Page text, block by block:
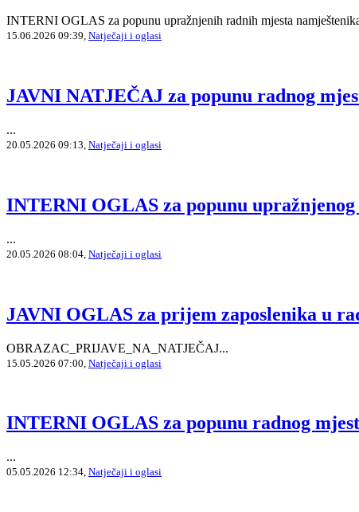
INTERNI OGLAS za popunu upražnjenih radnih mjesta
15.06.2026 09:39, Natječaji i oglasi
JAVNI NATJEČAJ za popunu radnog
...
20.05.2026 09:13, Natječaji i oglasi
INTERNI OGLAS za popunu
...
20.05.2026 08:04, Natječaji i oglasi
JAVNI OGLAS za prijem zaposlenika u
OBRAZAC_PRIJAVE_NA_NATJEČAJ...
15.05.2026 07:00, Natječaji i oglasi
INTERNI OGLAS za popunu radnog
...
05.05.2026 12:34, Natječaji i oglasi